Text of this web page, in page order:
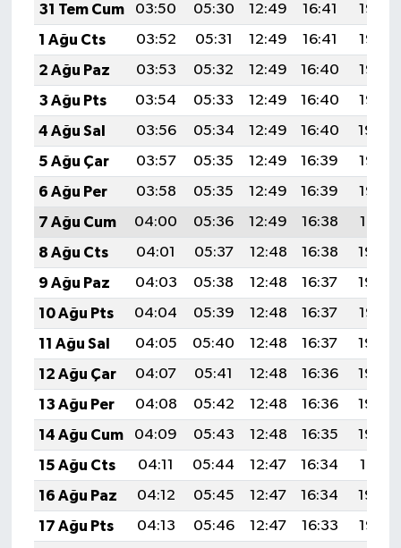
31 Tem Cum
03:50 05:30 12:49 16:41
19:58
1 Ağu Cts
03:52 05:31 12:49 16:41
19:57
2 Ağu Paz
03:53 05:32 12:49 16:40
19:56
3 Ağu Pts
03:54 05:33 12:49 16:40
19:55
4 Ağu Sal
03:56 05:34 12:49 16:40
19:54
5 Ağu Çar
03:57 05:35 12:49 16:39
19:53
6 Ağu Per
03:58 05:35 12:49 16:39
19:52
7 Ağu Cum
04:00 05:36 12:49 16:38
19:51
8 Ağu Cts
04:01 05:37 12:48 16:38
19:50
9 Ağu Paz
04:03 05:38 12:48 16:37
19:48
10 Ağu Pts
04:04 05:39 12:48 16:37
19:47
11 Ağu Sal
04:05 05:40 12:48 16:37
19:46
12 Ağu Çar
04:07 05:41 12:48 16:36
19:45
13 Ağu Per
04:08 05:42 12:48 16:36
19:44
14 Ağu Cum
04:09 05:43 12:48 16:35
19:42
15 Ağu Cts
04:11 05:44 12:47 16:34
19:41
16 Ağu Paz
04:12 05:45 12:47 16:34
19:40
17 Ağu Pts
04:13 05:46 12:47 16:33
19:38